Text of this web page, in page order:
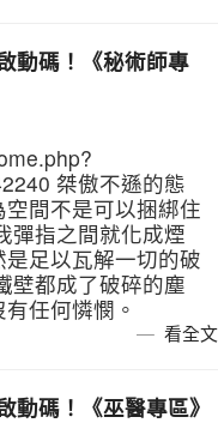
動碼！《秘術師專
桀傲不遜的態
間不是可以捆綁住
彈指之間就化成煙
足以瓦解一切的破
壁都成了破碎的塵
任何憐憫。
看全文
碼！《巫醫專區》